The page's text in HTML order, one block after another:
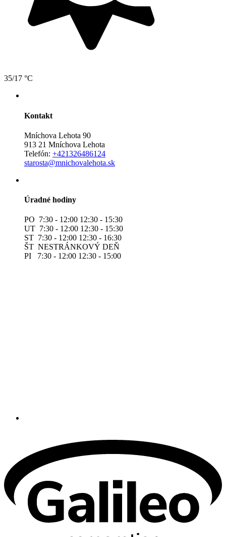
35/17 °C
Kontakt
Mníchova Lehota 90
913 21 Mníchova Lehota
Telefón: +421326486124
starosta@mnichovalehota.sk
Úradné hodiny
PO 7:30 - 12:00 12:30 - 15:30
UT 7:30 - 12:00 12:30 - 15:30
ST 7:30 - 12:00 12:30 - 16:30
ŠT NESTRÁNKOVÝ DEŇ
PI 7:30 - 12:00 12:30 - 15:00